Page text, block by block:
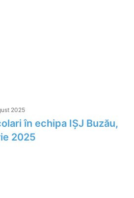
2025
în echipa IȘJ Buzău,
2025